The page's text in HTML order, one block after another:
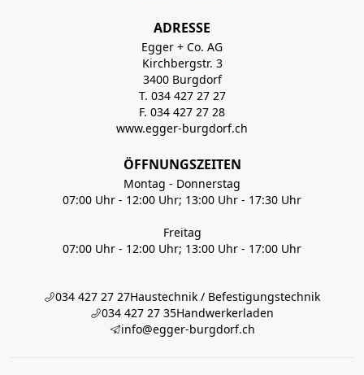
ADRESSE
Egger + Co. AG
Kirchbergstr. 3
3400 Burgdorf
T. 034 427 27 27
F. 034 427 27 28
www.egger-burgdorf.ch
ÖFFNUNGSZEITEN
Montag - Donnerstag
07:00 Uhr - 12:00 Uhr; 13:00 Uhr - 17:30 Uhr
Freitag
07:00 Uhr - 12:00 Uhr; 13:00 Uhr - 17:00 Uhr
034 427 27 27Haustechnik / Befestigungstechnik
034 427 27 35Handwerkerladen
info@egger-burgdorf.ch